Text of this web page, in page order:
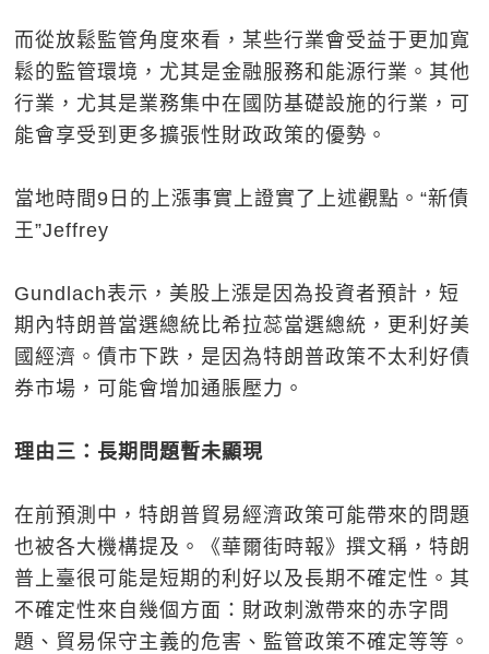
而從放鬆監管角度來看，某些行業會受益于更加寬
鬆的監管環境，尤其是金融服務和能源行業。其他
行業，尤其是業務集中在國防基礎設施的行業，可
能會享受到更多擴張性財政政策的優勢。
當地時間9日的上漲事實上證實了上述觀點。“新債
王”Jeffrey
Gundlach表示，美股上漲是因為投資者預計，短
期內特朗普當選總統比希拉蕊當選總統，更利好美
國經濟。債市下跌，是因為特朗普政策不太利好債
券市場，可能會增加通脹壓力。
理由三：長期問題暫未顯現
在前預測中，特朗普貿易經濟政策可能帶來的問題
也被各大機構提及。《華爾街時報》撰文稱，特朗
普上臺很可能是短期的利好以及長期不確定性。其
不確定性來自幾個方面：財政刺激帶來的赤字問
題、貿易保守主義的危害、監管政策不確定等等。